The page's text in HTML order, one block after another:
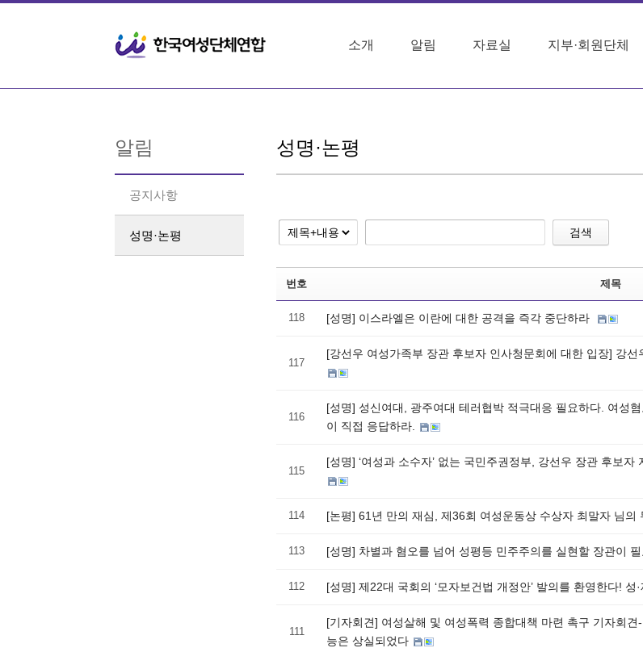
소개 알림 자료실 지부·회원단체
알림
공지사항
성명·논평
성명·논평
검색
번호 제목
118 [성명] 이스라엘은 이란에 대한 공격을 즉각 중단하라
117
[강선우 여성가족부 장관 후보자 인사청문회에 대한 입장] 강
116
[성명] 성신여대, 광주여대 테러협박 적극대응 필요하다. 여성
이 직접 응답하라.
115
[성명] ‘여성과 소수자’ 없는 국민주권정부, 강선우 장관 후보
114 [논평] 61년 만의 재심, 제36회 여성운동상 수상자 최말자 님의
113 [성명] 차별과 혐오를 넘어 성평등 민주주의를 실현할 장관이
112 [성명] 제22대 국회의 ‘모자보건법 개정안’ 발의를 환영한다!
111
[기자회견] 여성살해 및 여성폭력 종합대책 마련 촉구 기자회
능은 상실되었다